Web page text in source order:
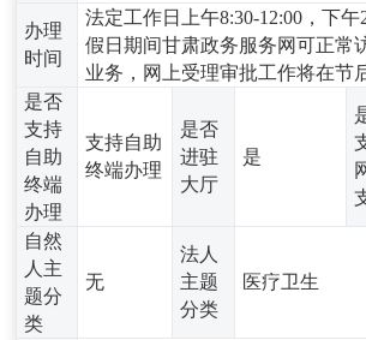
办理
时间
法定工作日上午8:30-12:00，下午
假日期间甘肃政务服务网可正常
业务，网上受理审批工作将在节
是否
支持
自助
终端
办理
支持自助
终端办理
是否
进驻
大厅
是
自然
人主
题分
类
无
法人
主题
分类
医疗卫生